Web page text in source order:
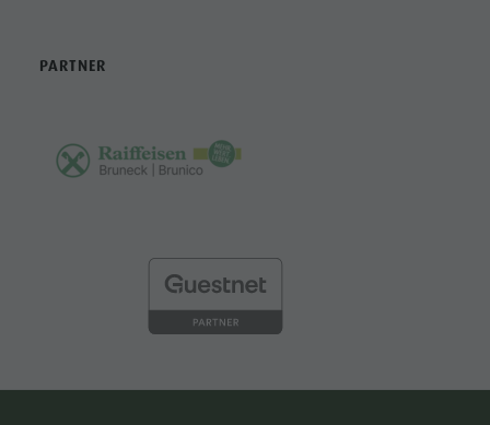
PARTNER